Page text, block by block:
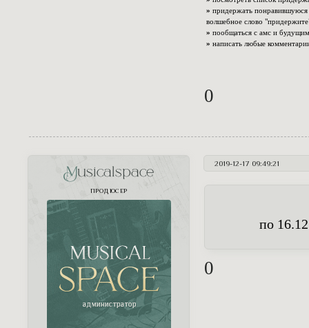
» придержать понравившуюся
волшебное слово
» пообщаться с амс и
» написать любые
0
2019-12-17 09:49:21
Musicalspace
ПРОДЮСЕР
по
0